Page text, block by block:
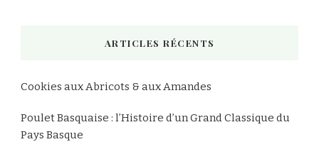
ARTICLES RÉCENTS
Cookies aux Abricots & aux Amandes
Poulet Basquaise : l’Histoire d’un Grand Classique du
Pays Basque